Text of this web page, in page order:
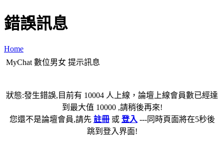
錯誤訊息
Home
MyChat 數位男女 提示訊息
狀態:發生錯誤,目前有 10004 人上線，論壇上線會員數已經達
到最大值 10000 ,請稍後再來!
您還不是論壇會員,請先 註冊或 登入 ---同時頁面將在5秒後
跳到登入界面!